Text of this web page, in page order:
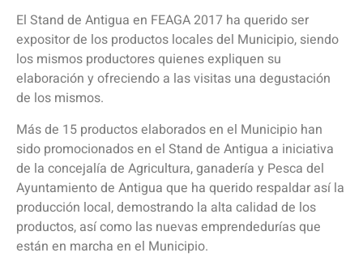
El Stand de Antigua en FEAGA 2017 ha querido ser
expositor de los productos locales del Municipio, siendo
los mismos productores quienes expliquen su
elaboración y ofreciendo a las visitas una degustación
de los mismos.
Más de 15 productos elaborados en el Municipio han
sido promocionados en el Stand de Antigua a iniciativa
de la concejalía de Agricultura, ganadería y Pesca del
Ayuntamiento de Antigua que ha querido respaldar así la
producción local, demostrando la alta calidad de los
productos, así como las nuevas emprendedurías que
están en marcha en el Municipio.